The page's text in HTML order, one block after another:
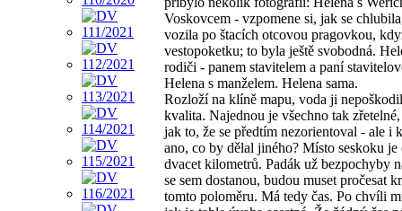
Voskovcem - vzpomene si, jak se
vozila po štacích otcovou pragovkou,
vestopoketku; to byla ještě svobodná.
rodiči - panem stavitelem a paní
Helena s manželem. Helena sama.
Rozloží na klíně mapu, voda ji
kvalita. Najednou je všechno tak zřetelné,
jak to, že se předtím nezorientoval - ale i
ano, co by dělal jiného? Místo seskoku je
dvacet kilometrů. Padák už bezpochyby
se sem dostanou, budou muset pročesat
tomto poloměru. Má tedy čas. Po chvíli